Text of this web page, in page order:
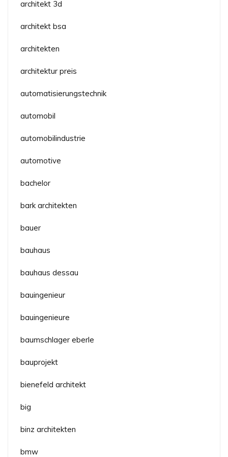
architekt 3d
architekt bsa
architekten
architektur preis
automatisierungstechnik
automobil
automobilindustrie
automotive
bachelor
bark architekten
bauer
bauhaus
bauhaus dessau
bauingenieur
bauingenieure
baumschlager eberle
bauprojekt
bienefeld architekt
big
binz architekten
bmw